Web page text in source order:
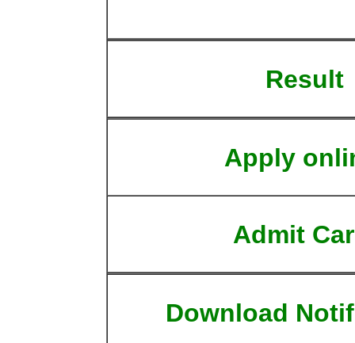
Result
Apply
Admit
Download